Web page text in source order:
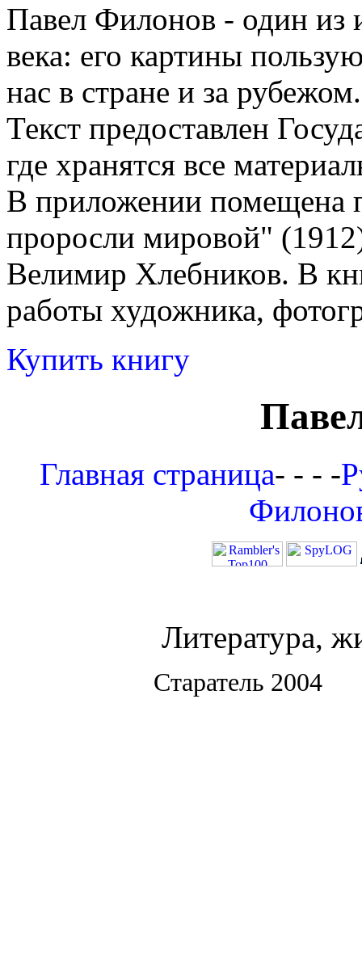
Павел Филонов - один из
века: его картины
нас в стране и за
Текст предоставлен
где хранятся все
В приложении помещена
проросли мировой"
Велимир Хлебников. В
работы художника,
Купить книгу
Главная страница- - - -
Литература,
Старатель